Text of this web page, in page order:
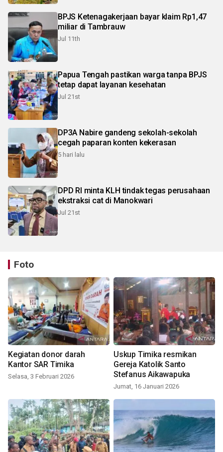
BPJS Ketenagakerjaan bayar klaim Rp1,47
miliar di Tambrauw
Jul 11th
Papua Tengah pastikan warga tanpa BPJS
tetap dapat layanan kesehatan
Jul 21st
DP3A Nabire gandeng sekolah-sekolah
cegah paparan konten kekerasan
5 hari lalu
DPD RI minta KLH tindak tegas perusahaan
ekstraksi cat di Manokwari
Jul 21st
Foto
Kegiatan donor darah
Kantor SAR Timika
Selasa, 3 Februari 2026
Uskup Timika resmikan
Gereja Katolik Santo
Stefanus Aikawapuka
Jumat, 16 Januari 2026